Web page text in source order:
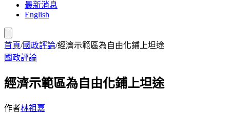
最新消息
English
首頁/國政評論/經濟示範區為自由化鋪上坦途
國政評論
經濟示範區為自由化鋪上坦途
作者林祖嘉